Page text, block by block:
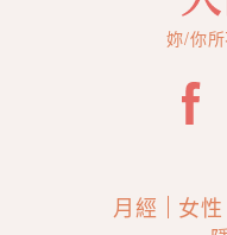
妳/你
月經 女性